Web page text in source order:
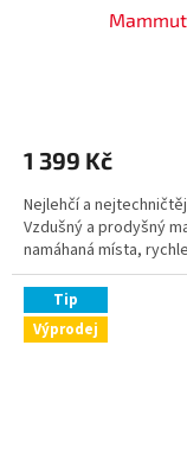
1 399 Kč
Nejlehčí a
Vzdušný a prodyšný
namáhaná místa,
Tip
Výprodej